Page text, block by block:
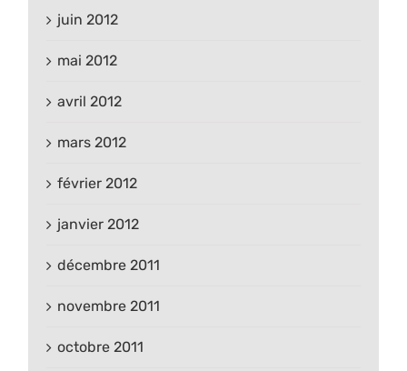
juin 2012
mai 2012
avril 2012
mars 2012
février 2012
janvier 2012
décembre 2011
novembre 2011
octobre 2011